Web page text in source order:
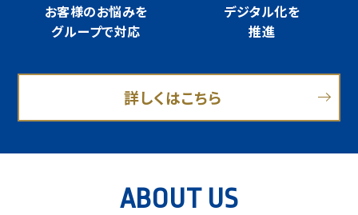
お客様のお悩みを
グループで対応
デジタル化を
推進
詳しくはこちら
ABOUT US